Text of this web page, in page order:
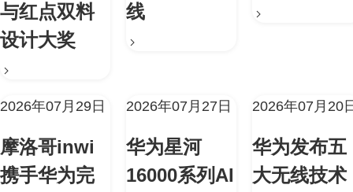
与红点双料
设计大奖
线
2026年07月29日
摩洛哥inwi
携手华为完
2026年07月27日
华为星河
16000系列AI
2026年07月20
华为发布五
大无线技术